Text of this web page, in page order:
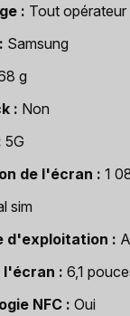
Tout opérateur
Samsung
g
Non
5G
de l'écran
1
sim
d'exploitation
l'écran
6,1
NFC
Oui